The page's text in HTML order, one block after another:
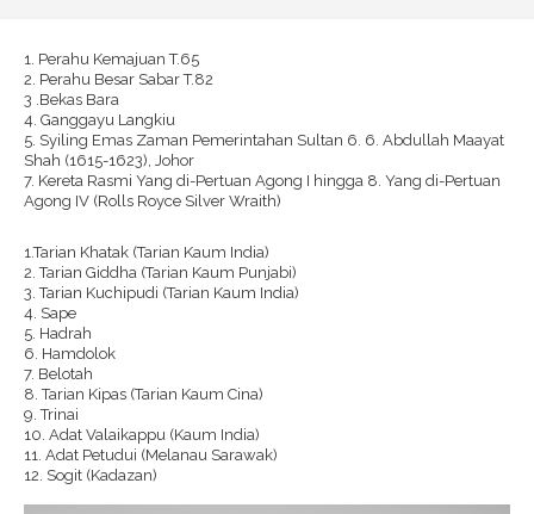
1. Perahu Kemajuan T.65
2. Perahu Besar Sabar T.82
3 .Bekas Bara
4. Ganggayu Langkiu
5. Syiling Emas Zaman Pemerintahan Sultan 6. 6. Abdullah Maayat
Shah (1615-1623), Johor
7. Kereta Rasmi Yang di-Pertuan Agong I hingga 8. Yang di-Pertuan
Agong IV (Rolls Royce Silver Wraith)
1.Tarian Khatak (Tarian Kaum India)
2. Tarian Giddha (Tarian Kaum Punjabi)
3. Tarian Kuchipudi (Tarian Kaum India)
4. Sape
5. Hadrah
6. Hamdolok
7. Belotah
8. Tarian Kipas (Tarian Kaum Cina)
9. Trinai
10. Adat Valaikappu (Kaum India)
11. Adat Petudui (Melanau Sarawak)
12. Sogit (Kadazan)